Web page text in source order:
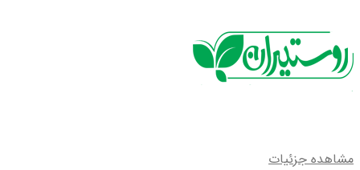
مشاهده جزئیات